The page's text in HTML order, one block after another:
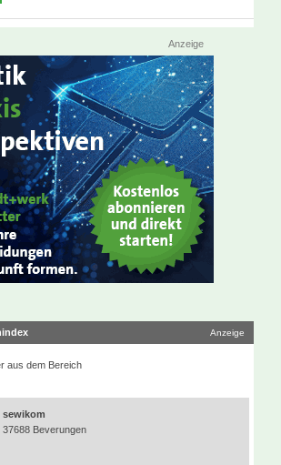
Anzeige
Anzeige
aus dem Bereich
sewikom
37688 Beverungen